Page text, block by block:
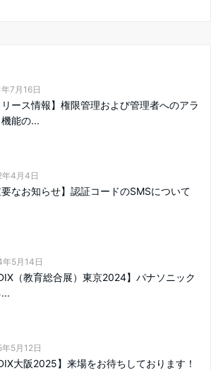
7月16日
リース情報】権限管理および管理者へのアラ
能の...
4月4日
要なお知らせ】認証コードのSMSについて
5月14日
（教育総合展）東京2024】パナソニック
5月12日
大阪2025】来場をお待ちしております！